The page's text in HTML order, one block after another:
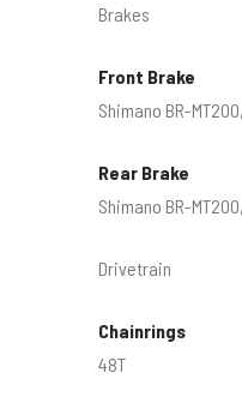
Brakes
Front Brake
Shimano BR-
Rear Brake
Shimano BR-
Drivetrain
Chainrings
48T